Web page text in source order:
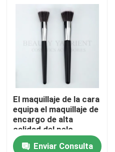
Productos
Sobre nosotros
El maquillaje de la cara
equipa el maquillaje de
encargo de alta
calidad del pelo
sintético de madera
libre de la manija de la
Enviar Consulta